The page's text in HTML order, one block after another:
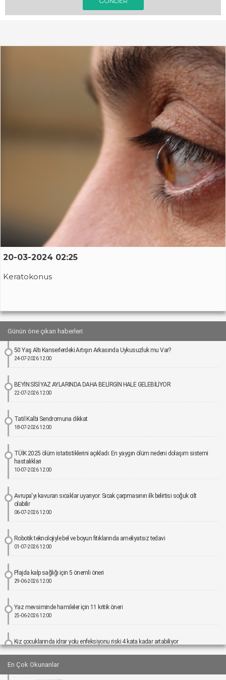
20-03-2024 02:25
Keratokonus
Günün öne çıkan haberleri
50 Yaş Altı Kanserlerdeki Artışın Arkasında Uykusuzluk mu Var?
24-07-2026 12:00
BEYİN SİSİ YAZ AYLARINDA DAHA BELİRGİN HALE GELEBİLİYOR
22-07-2026 12:00
Tatil Kalbi Sendromuna dikkat
18-07-2026 12:00
TÜİK 2025 ölüm istatistiklerini açıkladı: En yaygın ölüm nedeni dolaşım sistemi
hastalıkları
10-07-2026 12:00
Avrupa'yı kavuran sıcaklar uyarıyor: Sıcak çarpmasının ilk belirtisi soğuk cilt
olabilir
06-07-2026 12:00
Robotik teknolojiyle bel ve boyun fıtıklarında ameliyatsız tedavi
01-07-2026 12:00
Plajda kalp sağlığı için 5 önemli öneri
29-06-2026 12:00
Yaz mevsiminde hamileler için 11 kritik öneri
25-06-2026 12:00
Kız çocuklarında idrar yolu enfeksiyonu riski 4 kata kadar artabiliyor
24-06-2026 12:00
Bel Ağrıları Basit Önlemlerle Kontrol Altına Alınabilir
En Çok Okunanlar